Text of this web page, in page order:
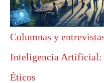
Columnas y
Inteligencia Artificial:
Éticos